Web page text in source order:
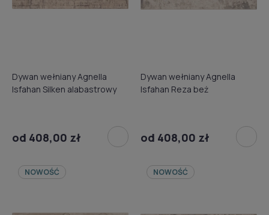
Dywan wełniany Agnella
Isfahan Silken alabastrowy
od 408,00 zł
Dywan wełniany Agnella
Isfahan Reza beż
od 408,00 zł
NOWOŚĆ NOWOŚĆ